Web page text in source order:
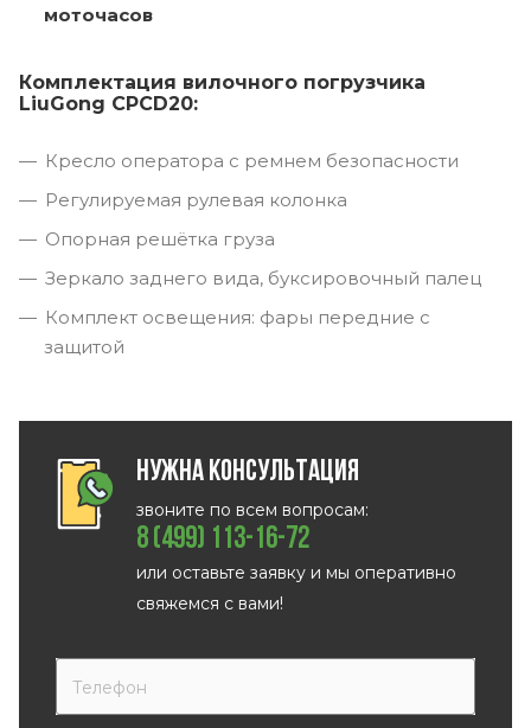
моточасов
Комплектация вилочного погрузчика
LiuGong CPCD20:
Кресло оператора с ремнем безопасности
Регулируемая рулевая колонка
Опорная решётка груза
Зеркало заднего вида, буксировочный палец
Комплект освещения: фары передние с
защитой
Нужна консультация
звоните по всем вопросам:
8 (499) 113-16-72
или оставьте заявку и мы оперативно
свяжемся с вами!